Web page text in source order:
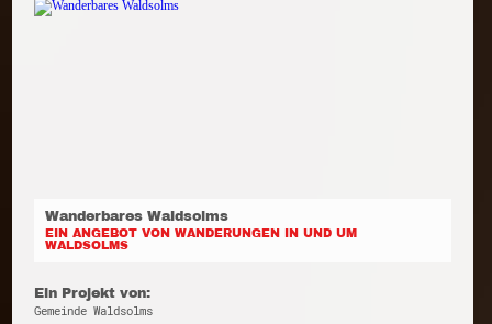
Wanderbares Waldsolms
EIN ANGEBOT VON WANDERUNGEN IN UND UM
WALDSOLMS
Ein Projekt von:
Gemeinde Waldsolms